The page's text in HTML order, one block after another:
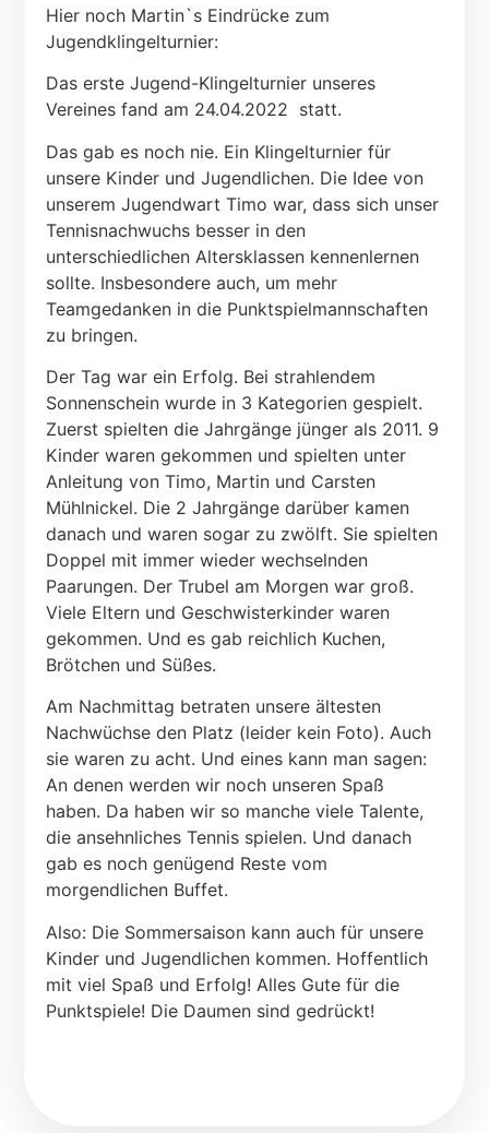
Hier noch Martin`s Eindrücke zum
Jugendklingelturnier:
Das erste Jugend-Klingelturnier unseres
Vereines fand am 24.04.2022 statt.
Das gab es noch nie. Ein Klingelturnier für
unsere Kinder und Jugendlichen. Die Idee von
unserem Jugendwart Timo war, dass sich unser
Tennisnachwuchs besser in den
unterschiedlichen Altersklassen kennenlernen
sollte. Insbesondere auch, um mehr
Teamgedanken in die Punktspielmannschaften
zu bringen.
Der Tag war ein Erfolg. Bei strahlendem
Sonnenschein wurde in 3 Kategorien gespielt.
Zuerst spielten die Jahrgänge jünger als 2011. 9
Kinder waren gekommen und spielten unter
Anleitung von Timo, Martin und Carsten
Mühlnickel. Die 2 Jahrgänge darüber kamen
danach und waren sogar zu zwölft. Sie spielten
Doppel mit immer wieder wechselnden
Paarungen. Der Trubel am Morgen war groß.
Viele Eltern und Geschwisterkinder waren
gekommen. Und es gab reichlich Kuchen,
Brötchen und Süßes.
Am Nachmittag betraten unsere ältesten
Nachwüchse den Platz (leider kein Foto). Auch
sie waren zu acht. Und eines kann man sagen:
An denen werden wir noch unseren Spaß
haben. Da haben wir so manche viele Talente,
die ansehnliches Tennis spielen. Und danach
gab es noch genügend Reste vom
morgendlichen Buffet.
Also: Die Sommersaison kann auch für unsere
Kinder und Jugendlichen kommen. Hoffentlich
mit viel Spaß und Erfolg! Alles Gute für die
Punktspiele! Die Daumen sind gedrückt!